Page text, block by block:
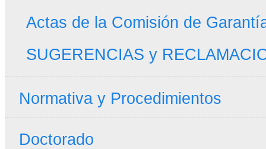
Actas de la Comisión de
SUGERENCIAS y
Normativa y Procedimientos
Doctorado